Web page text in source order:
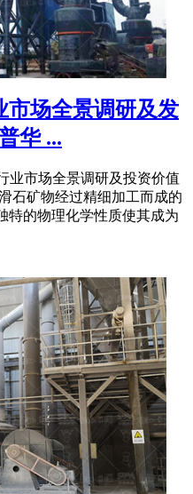
市场全景调研及发
华 ...
业市场全景调研及投资价值
石矿物经过精细加工而成的
特的物理化学性质使其成为